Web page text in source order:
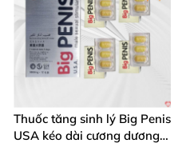
Thuốc tăng sinh lý Big Penis
USA kéo dài cương dương